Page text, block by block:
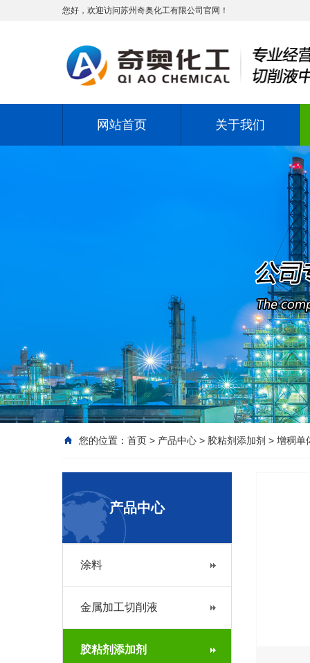
您好，欢迎访问苏州奇奥化工有限公司官网！
网站首页 关于我们
您的位置： 首页 > 产品中心 > 胶粘剂添加剂 > 增稠单
产品中心
涂料
金属加工切削液
胶粘剂添加剂